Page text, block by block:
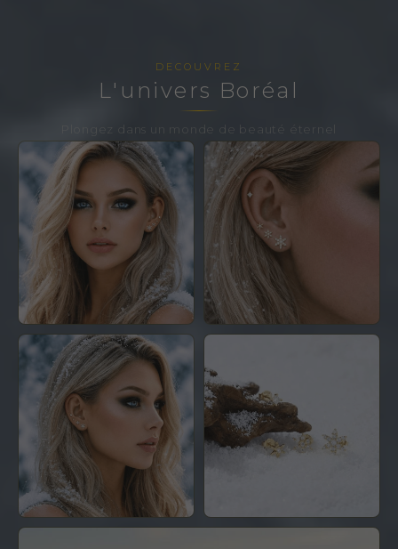
DECOUVREZ
L'univers Boréal
Plongez dans un monde de beauté éternel